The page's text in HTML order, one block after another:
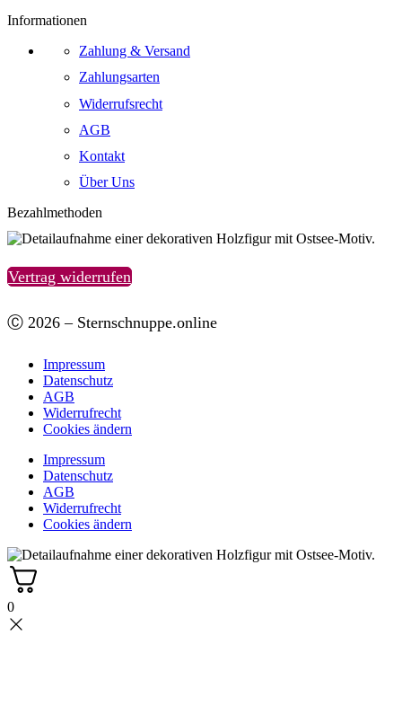
Informationen
Zahlung & Versand
Zahlungsarten
Widerrufsrecht
AGB
Kontakt
Über Uns
Bezahlmethoden
Vertrag widerrufen
Ⓒ 2026 – Sternschnuppe.online
Impressum
Datenschutz
AGB
Widerrufrecht
Cookies ändern
Impressum
Datenschutz
AGB
Widerrufrecht
Cookies ändern
0